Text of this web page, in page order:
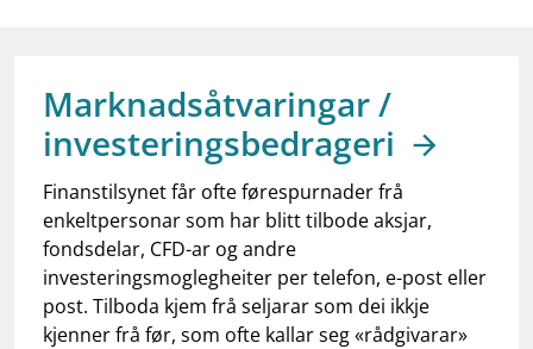
notifications_noneAbonner på nyhetsvarsel
Marknadsåtvaringar /
investeringsbedrageri
Finanstilsynet får ofte førespurnader frå
enkeltpersonar som har blitt tilbode aksjar,
fondsdelar, CFD-ar og andre
investeringsmoglegheiter per telefon, e-post eller
post. Tilboda kjem frå seljarar som dei ikkje
kjenner frå før, som ofte kallar seg «rådgivarar»